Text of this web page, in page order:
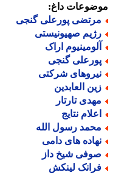
داغ:
پورعلی گنجی
صهیونیستی
اراک
گنجی
شرکتی
العابدین
تارتار
نتایج
رسول الله
های دامی
شیخ داز
لینکش